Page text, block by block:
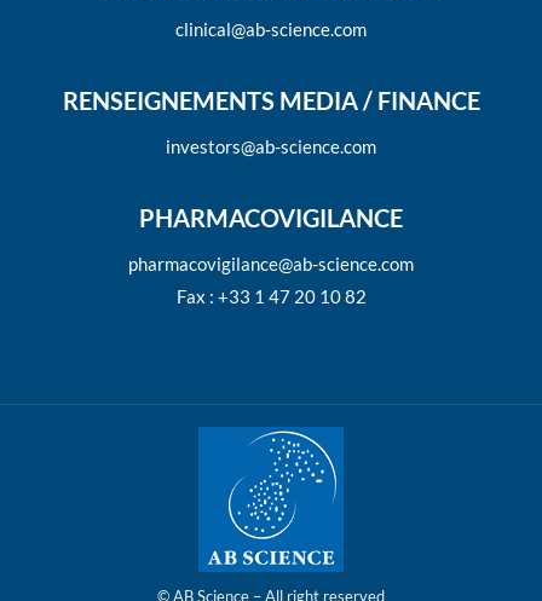
clinical@ab-science.com
RENSEIGNEMENTS MEDIA / FINANCE
investors@ab-science.com
PHARMACOVIGILANCE
pharmacovigilance@ab-science.com
Fax : +33 1 47 20 10 82
© AB Science – All right reserved